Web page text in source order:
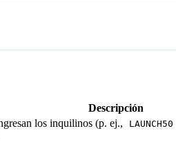
Descripción
los inquilinos (p. ej., LAUNCH50